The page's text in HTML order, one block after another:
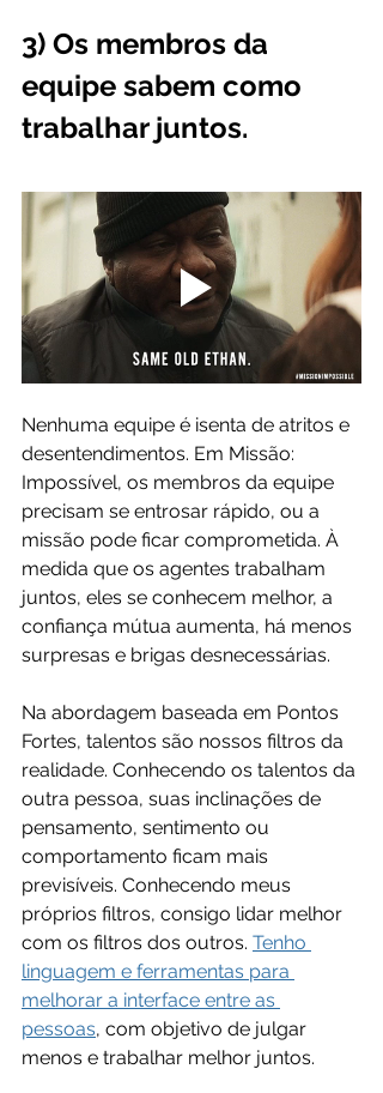
3) Os membros da
equipe sabem como
trabalhar juntos.
Nenhuma equipe é isenta de atritos e
desentendimentos. Em Missão:
Impossível, os membros da equipe
precisam se entrosar rápido, ou a
missão pode ficar comprometida. À
medida que os agentes trabalham
juntos, eles se conhecem melhor, a
confiança mútua aumenta, há menos
surpresas e brigas desnecessárias.
Na abordagem baseada em Pontos
Fortes, talentos são nossos filtros da
realidade. Conhecendo os talentos da
outra pessoa, suas inclinações de
pensamento, sentimento ou
comportamento ficam mais
previsíveis. Conhecendo meus
próprios filtros, consigo lidar melhor
com os filtros dos outros. Tenho
linguagem e ferramentas para
melhorar a interface entre as
pessoas, com objetivo de julgar
menos e trabalhar melhor juntos.